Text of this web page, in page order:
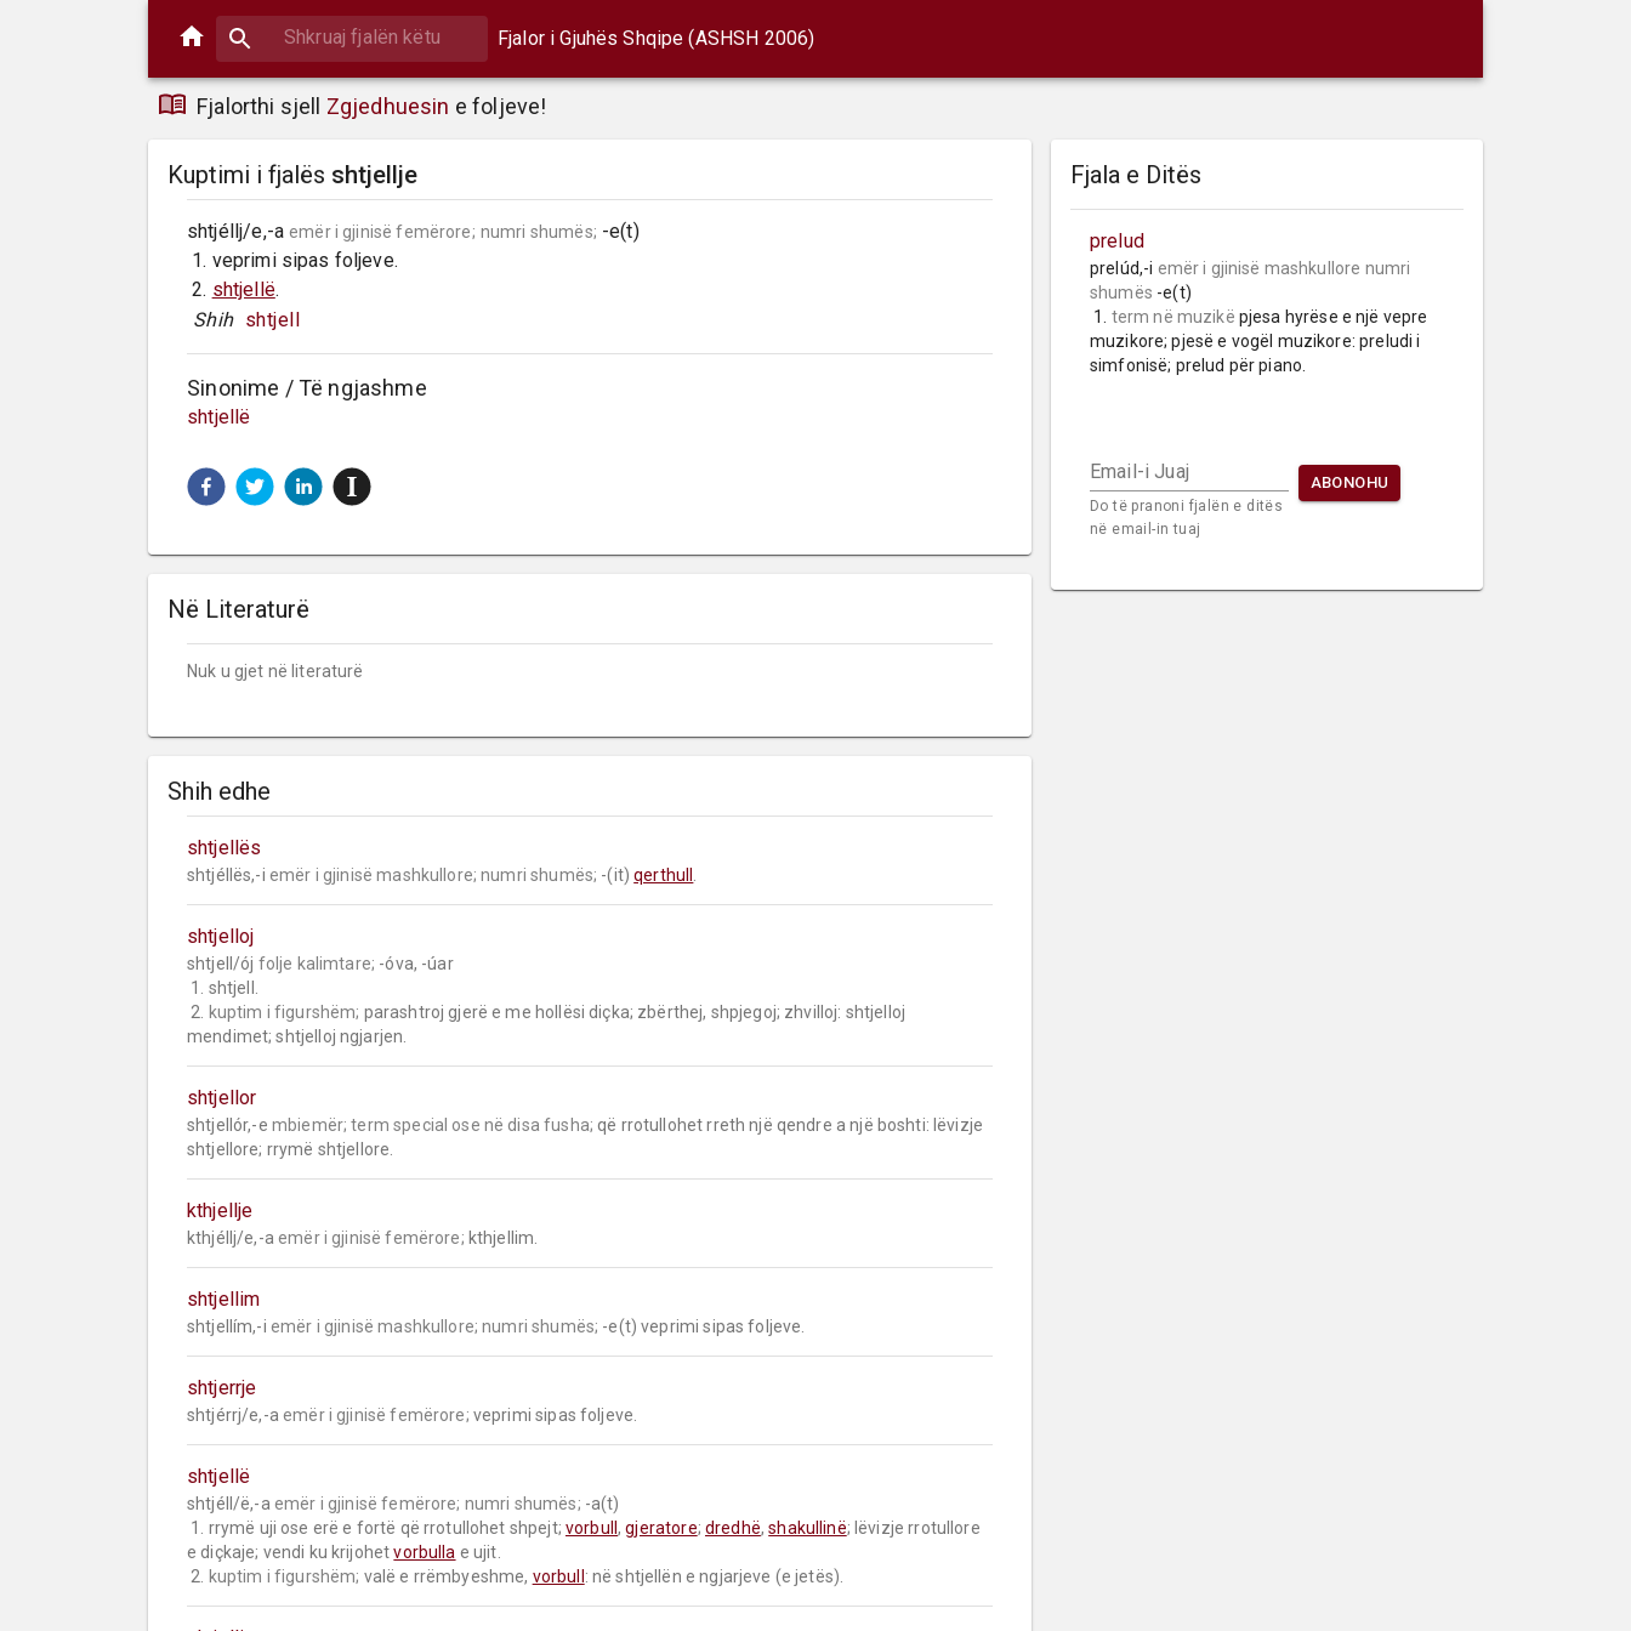
Fjalor i Gjuhës Shqipe (ASHSH 2006)
Fjalorthi sjell Zgjedhuesin e foljeve!
Kuptimi i fjalës shtjellje
shtjéllj/e,-a emër i gjinisë femërore; numri shumës; -e(t)
2. shtjellë.
Shih shtjell
Sinonime / Të ngjashme
shtjellë
Në Literaturë
Nuk u gjet në literaturë
Shih edhe
shtjellës
shtjéllës,-i emër i gjinisë mashkullore; numri shumës; -(it) qerthull
shtjelloj
shtjell/ój folje kalimtare; -óva, -úar
2.
kuptim i figurshëm; parashtroj gjerë e me hollësi diçka; zbërthej, shpjegoj; zhvilloj: shtjelloj
mendimet; shtjelloj ngjarjen.
shtjellor
shtjellór,-e mbiemër; term special ose në disa fusha; që rrotullohet rreth një qendre a një boshti: lëvizje
shtjellore; rrymë shtjellore.
kthjellje
kthjéllj/e,-a emër i gjinisë femërore; kthjellim.
shtjellim
shtjellím,-i emër i gjinisë mashkullore; numri shumës; -e(t) veprimi sipas foljeve.
shtjerrje
shtjérrj/e,-a emër i gjinisë femërore; veprimi sipas foljeve.
shtjellë
shtjéll/ë,-a emër i gjinisë femërore; numri shumës; -a(t)
1. rrymë uji ose erë e fortë që rrotullohet shpejt; vorbull, gjeratore; dredhë, shakullinë; lëvizje rrotullore
e diçkaje; vendi ku krijohet vorbulla e ujit.
2.
kuptim i figurshëm; valë e rrëmbyeshme, vorbull : në shtjellën e ngjarjeve (e jetës).
Fjala e Ditës
prelud
prelúd,-i emër i gjinisë mashkullore numri
shumës -e(t)
1. term në muzikë pjesa hyrëse e një vepre
muzikore; pjesë e vogël muzikore: preludi i
simfonisë; prelud për piano.
Email-i Juaj
Do të pranoni fjalën e ditës
në email-in tuaj
ABONOHU